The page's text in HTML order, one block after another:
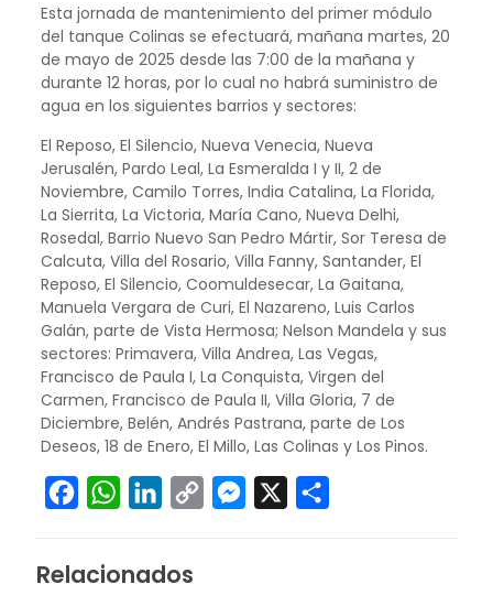
Esta jornada de mantenimiento del primer módulo
del tanque Colinas se efectuará, mañana martes, 20
de mayo de 2025 desde las 7:00 de la mañana y
durante 12 horas, por lo cual no habrá suministro de
agua en los siguientes barrios y sectores:
El Reposo, El Silencio, Nueva Venecia, Nueva
Jerusalén, Pardo Leal, La Esmeralda I y II, 2 de
Noviembre, Camilo Torres, India Catalina, La Florida,
La Sierrita, La Victoria, María Cano, Nueva Delhi,
Rosedal, Barrio Nuevo San Pedro Mártir, Sor Teresa de
Calcuta, Villa del Rosario, Villa Fanny, Santander, El
Reposo, El Silencio, Coomuldesecar, La Gaitana,
Manuela Vergara de Curi, El Nazareno, Luis Carlos
Galán, parte de Vista Hermosa; Nelson Mandela y sus
sectores: Primavera, Villa Andrea, Las Vegas,
Francisco de Paula I, La Conquista, Virgen del
Carmen, Francisco de Paula II, Villa Gloria, 7 de
Diciembre, Belén, Andrés Pastrana, parte de Los
Deseos, 18 de Enero, El Millo, Las Colinas y Los Pinos.
FacebookWhatsAppLinkedIn
Copy
Messenger
Relacionados